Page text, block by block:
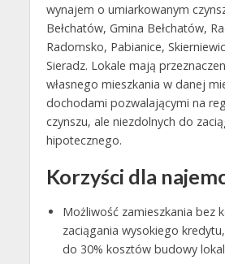
wynajem o umiarkowanym
Bełchatów, Gmina Bełchatów,
Radomsko, Pabianice,
Sieradz. Lokale mają
własnego mieszkania w danej
dochodami pozwalającymi na
czynszu, ale niezdolnych do
hipotecznego.
Korzyści dla
Możliwość zamieszkania bez
zaciągania wysokiego
do 30% kosztów budowy